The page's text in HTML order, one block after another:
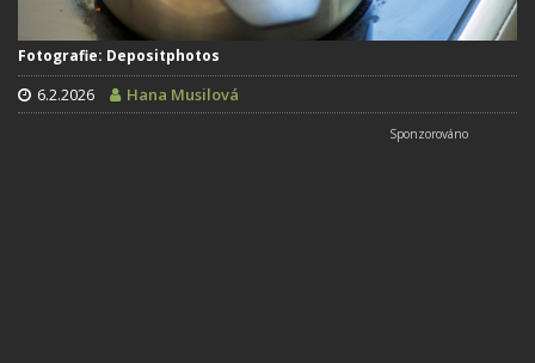
Fotografie: Depositphotos
6.2.2026 Hana Musilová